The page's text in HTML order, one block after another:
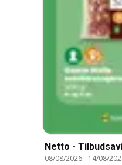
Netto -
08/08/2026- 14/08/